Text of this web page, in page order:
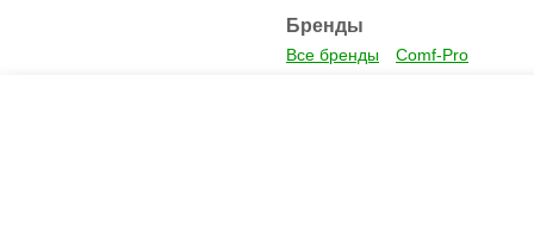
Бренды
Все бренды Comf-Pro